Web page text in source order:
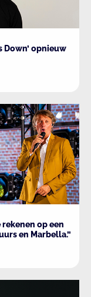
Down’ opnieuw
rekenen op een
en Marbella.”